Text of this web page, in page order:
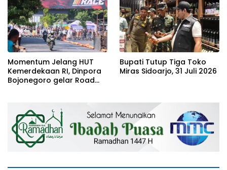
Momentum Jelang HUT
Kemerdekaan RI, Dinpora
Bojonegoro gelar Road
Bupati Tutup Tiga Toko
Miras Sidoarjo, 31 Juli 2026